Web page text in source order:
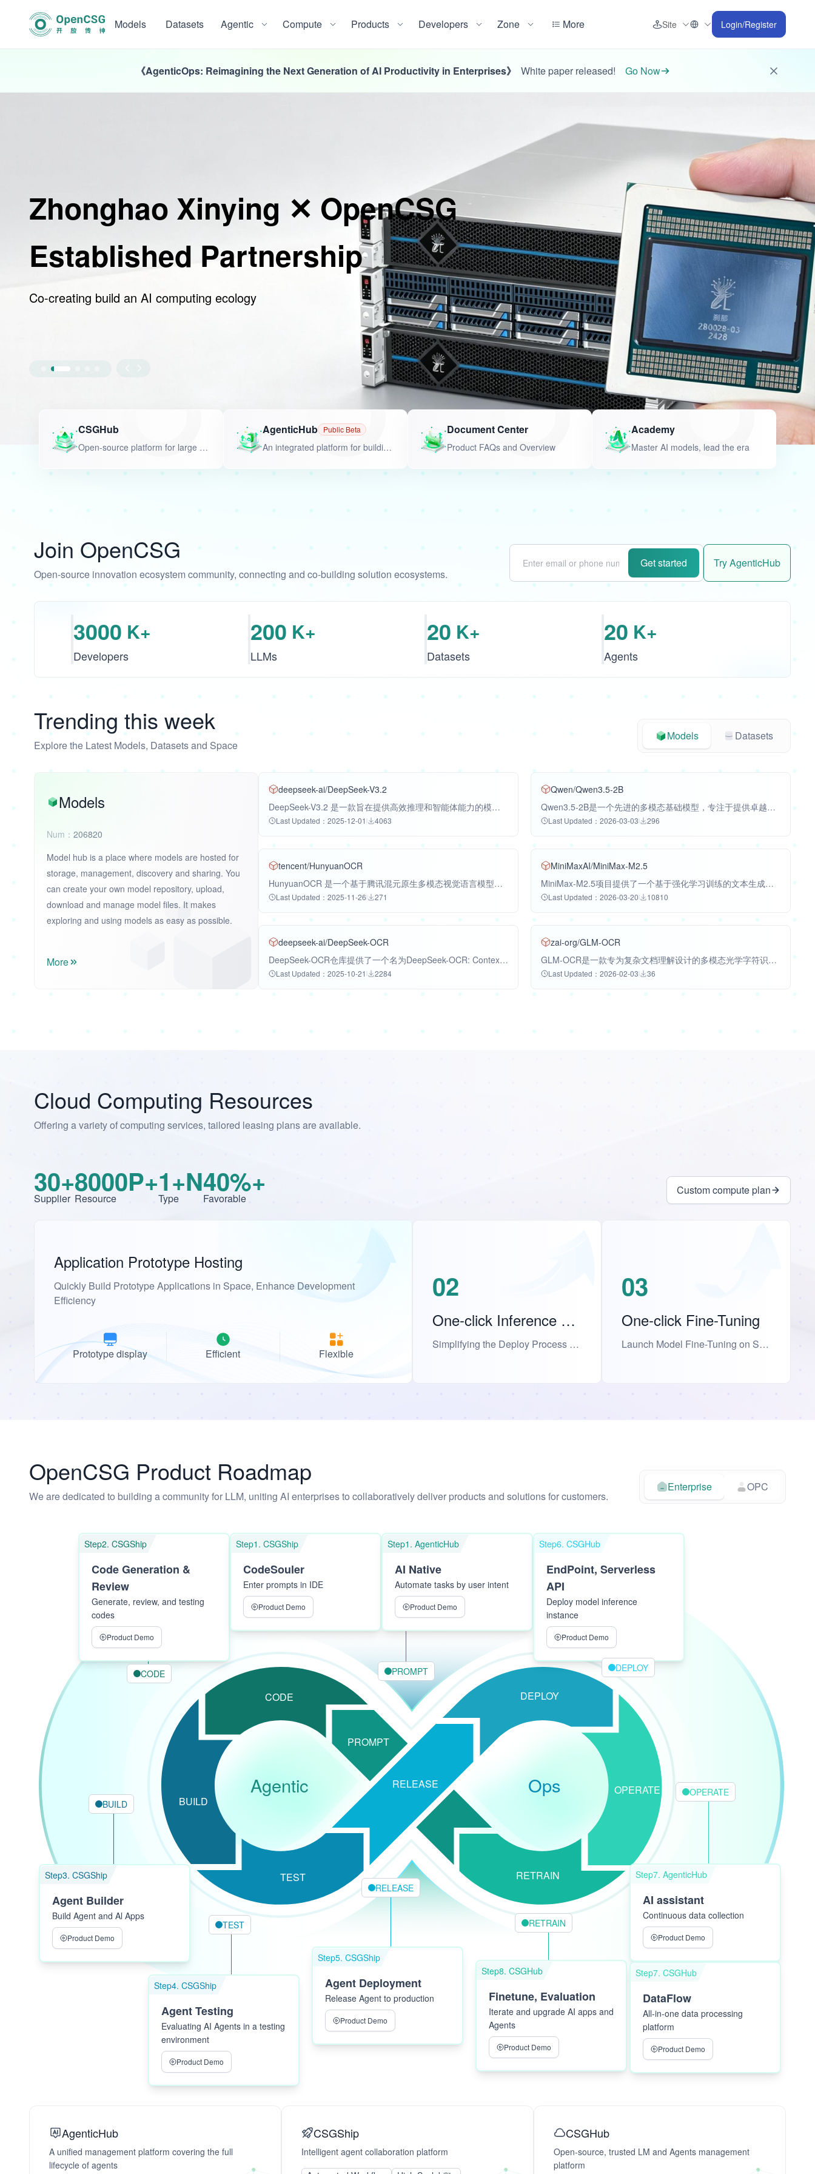
Models Datasets Agentic Compute Products Developers Zone More Site Login/Register
《AgenticOps: Reimagining the Next Generation of AI Productivity in Enterprises》 White paper released! Go Now
Zhonghao Xinying ✕ OpenCSG
Established Partnership
Co-creating build an AI computing ecology
CSGHub
Open-source platform for large models
AgenticHub Public Beta
An integrated platform for building and managing agents
Document Center
Product FAQs and Overview
Academy
Master AI models, lead the era
Join OpenCSG
Open-source innovation ecosystem community, connecting and co-building solution ecosystems.
Get started Try AgenticHub
3000 K+
Developers
200 K+
LLMs
20 K+
Datasets
20 K+
Agents
Trending this week
Explore the Latest Models, Datasets and Space
Models Datasets
Models
Num： 206820
Model hub is a place where models are hosted for
storage, management, discovery and sharing. You
can create your own model repository, upload,
download and manage model files. It makes
exploring and using models as easy as possible.
More
deepseek-ai/DeepSeek-V3.2
DeepSeek-V3.2 是一款旨在提供高效推理和智能体能力的模型。它基于DeepSeek-V3.2-Exp-Base模型进行微调，通过一种高效的注意力机制显著降低计算复杂度，尤其在长文本场景下保持高性能。该模型还采用先进的训练方法和大规模数据生成技术，以提升在复杂交互环境中的工具使用和泛化能力。在性能方面，DeepSeek-V3.2 在推理和智能体任务上表现出色，其中DeepSeek-V3.2-Speciale版本在推理能力上超越了GPT-5，并与Gemini-3.0-Pro相当，在国际数学奥林匹克和国际信息学奥林匹克竞赛中展现了金牌级别的表现。DeepSeek-V3.2 适用于需要深度推理和在复杂交互环境中进行工具使用的场景，并提供了标准化数据操作以支持其新的工具调用和“带工具思考”功能。
Last Updated：2025-12-01 4063
Qwen/Qwen3.5-2B
Qwen3.5-2B是一个先进的多模态基础模型，专注于提供卓越的实用性和性能。其核心功能是进行多模态语言理解与生成，包括处理文本、图像和视频输入，并具备强大的智能体能力。在技术架构上，该模型结合了因果语言模型与视觉编码器，采用门控Delta网络和稀疏专家混合模型，并通过大规模强化学习进行训练，以实现高效推理和强大的泛化能力。在多项基准测试中，Qwen3.5-2B展现了优异的性能，例如在MMLU-Pro（思考模式）中达到66.5分，在MMMU（思考模式）中达到64.2分，在RealWorldQA中达到74.5分。该模型适用于原型开发、特定任务微调、研究与开发、构建智能体应用以及代码理解与自动化等场景。相较于同类模型，Qwen3.5-2B的差异化优势在于其统一的视觉-语言基础、高效的混合架构、可扩展的强化学习泛化能力、对201种语言和方言的全球语言覆盖，以及先进的训练基础设施。
Last Updated：2026-03-03 296
tencent/HunyuanOCR
HunyuanOCR 是一个基于腾讯混元原生多模态视觉语言模型架构的端到端专家模型。它以轻量级的10亿参数设计，在行业内多个基准测试中取得了领先的性能。该模型的核心功能包括多语言文档解析、文本定位与识别、开放域信息提取、视频字幕提取以及图像文本翻译。HunyuanOCR 适用于处理复杂的文档解析、图像中的文本识别、关键信息提取以及跨语言内容转换等场景，其显著优势在于其轻量化设计和在多语言文档处理方面的卓越能力。
Last Updated：2025-11-26 271
MiniMaxAI/MiniMax-M2.5
MiniMax-M2.5项目提供了一个基于强化学习训练的文本生成模型，该模型采用MoE（混合专家）架构，并利用自研的Forge智能体原生强化学习框架和CISPO算法进行优化。该技术在编码、智能体工具使用和搜索、办公自动化等领域表现出色，在SWE-Bench Verified编码基准测试中达到80.2%的准确率，在Multi-SWE-Bench中达到51.3%，在BrowseComp中达到76.3%。其任务完成速度比前代模型快37%，且每小时持续运行成本低至1美元，显著低于同类领先模型。MiniMax-M2.5适用于软件开发全生命周期、复杂信息检索、金融法律等专业办公场景，以及需要高效智能体协作的各类业务应用。该项目的主要优势在于其像架构师一样思考和规划的能力、卓越的跨环境泛化能力、显著的成本效益和任务执行效率，旨在提供经济高效的智能体解决方案。
Last Updated：2026-03-20 10810
deepseek-ai/DeepSeek-OCR
DeepSeek-OCR仓库提供了一个名为DeepSeek-OCR: Contexts Optical Compression的多语言视觉语言模型，其核心功能是将图像中的文本内容进行光学字符识别（OCR），并能将识别结果转换为结构化文本，例如Markdown格式。该模型基于Transformer架构，利用Flash Attention 2等技术优化处理效率，并支持与vLLM集成以实现推理加速。DeepSeek-OCR适用于从各类文档图像中提取文本信息并进行结构化转换的场景，其差异化优势在于可能采用了独特的上下文光学压缩技术，以及支持灵活的图像处理模式和优化的结构化文本生成能力。仓库中未明确提供具体的性能指标数据。
Last Updated：2025-10-21 2284
zai-org/GLM-OCR
GLM-OCR是一款专为复杂文档理解设计的多模态光学字符识别（OCR）模型，能够执行文本、公式、表格识别、文档解析及结构化信息提取。其技术架构基于GLM-V编解码器，融合了预训练的视觉编码器、高效的跨模态连接器和语言解码器，并通过创新的多令牌预测机制和全任务强化学习方法优化训练过程，同时结合了两阶段布局分析和并行识别流程。GLM-OCR在OmniDocBench V1.5上取得了94.62分的领先成绩，并在多项文档理解基准测试中表现优异，其PDF文档处理速度达到每秒1.86页，图像处理速度达到每秒0.67张，显著超越同类模型。该模型特别适用于处理复杂表格、代码文档、印章等真实世界中的挑战性布局，并能支持高并发服务和边缘部署。凭借其仅0.9B的参数量，GLM-OCR显著降低了推理延迟和计算成本，同时提供易于使用的SDK和推理工具，方便用户快速集成和高效利用。
Last Updated：2026-02-03 36
Cloud Computing Resources
Offering a variety of computing services, tailored leasing plans are available.
30+
Supplier
8000P+
Resource
1+N
Type
40%+
Favorable
Custom compute plan
Application Prototype Hosting
Quickly Build Prototype Applications in Space, Enhance Development
Efficiency
Prototype display Efficient Flexible
02
One-click Inference Service
Simplifying the Deploy Process Without Complex Configurations
03
One-click Fine-Tuning
Launch Model Fine-Tuning on Specific Datasets with One-click
OpenCSG Product Roadmap
We are dedicated to building a community for LLM, uniting AI enterprises to collaboratively deliver products and solutions for customers.
Enterprise OPC
PROMPT
CODE
BUILD
TEST
RELEASE
DEPLOY
OPERATE
RETRAIN
PROMPT
CODE
BUILD
TEST
RELEASE
DEPLOY
OPERATE
RETRAIN
Agentic Ops
Step2. CSGShip
Code Generation &
Review
Generate, review, and testing
codes
Product Demo
Step1. CSGShip
CodeSouler
Enter prompts in IDE
Product Demo
Step1. AgenticHub
AI Native
Automate tasks by user intent
Product Demo
Step6. CSGHub
EndPoint, Serverless
API
Deploy model inference
instance
Product Demo
Step3. CSGShip
Agent Builder
Build Agent and Al Apps
Product Demo
Step4. CSGShip
Agent Testing
Evaluating AI Agents in a testing
environment
Product Demo
Step5. CSGShip
Agent Deployment
Release Agent to production
Product Demo
Step8. CSGHub
Finetune, Evaluation
Iterate and upgrade AI apps and
Agents
Product Demo
Step7. AgenticHub
AI assistant
Continuous data collection
Product Demo
Step7. CSGHub
DataFlow
All-in-one data processing
platform
Product Demo
AgenticHub
A unified management platform covering the full
lifecycle of agents
CSGShip
Intelligent agent collaboration platform
CSGHub
Open-source, trusted LM and Agents management
platform
StarCloud
the scheduler engine is
using Slurm as default
engine It performs large
model jobs scheduling
GitHub